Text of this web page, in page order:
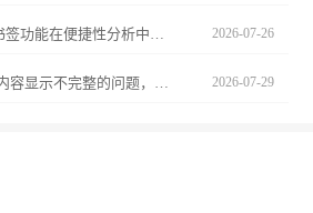
谷歌浏览器的自动同步书签功能在便捷性分析中表现突出，用户能够快速实现跨设备同步，操作效率明显提升，带来更高效的浏览体验。 2026-07-26
针对Chrome浏览器网页内容显示不完整的问题，提供多种实用修复技巧，包括缓存清理、页面刷新及插件排查。 2026-07-29